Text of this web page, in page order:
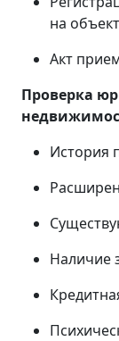
на
Акт
Проверка
История
Наличие